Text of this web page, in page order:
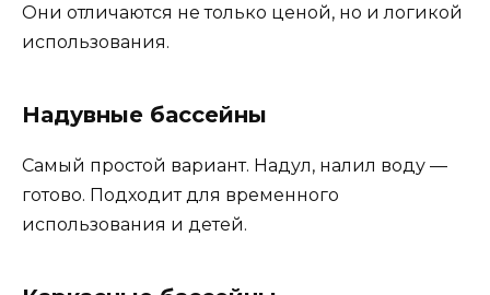
Они отличаются не только ценой, но и логикой
использования.
Надувные бассейны
Самый простой вариант. Надул, налил воду —
готово. Подходит для временного
использования и детей.